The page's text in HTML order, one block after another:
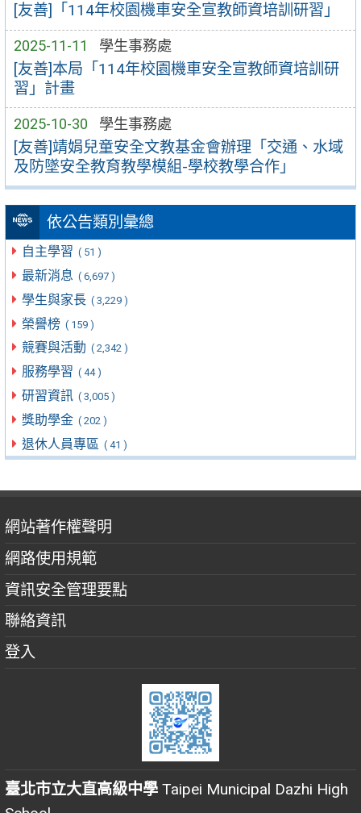
[友善]「114年校園機車安全宣教師資培訓研習」
2025-11-11 學生事務處
[友善]本局「114年校園機車安全宣教師資培訓研
習」計畫
2025-10-30 學生事務處
[友善]靖娟兒童安全文教基金會辦理「交通、水域
及防墜安全教育教學模組-學校教學合作」
依公告類別彙總
自主學習 ( 51 )
最新消息 ( 6,697 )
學生與家長 ( 3,229 )
榮譽榜 ( 159 )
競賽與活動 ( 2,342 )
服務學習 ( 44 )
研習資訊 ( 3,005 )
獎助學金 ( 202 )
退休人員專區 ( 41 )
網站著作權聲明
網路使用規範
資訊安全管理要點
聯絡資訊
登入
臺北市立大直高級中學 Taipei Municipal Dazhi High